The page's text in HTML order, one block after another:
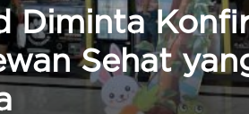
Diminta
Sehat